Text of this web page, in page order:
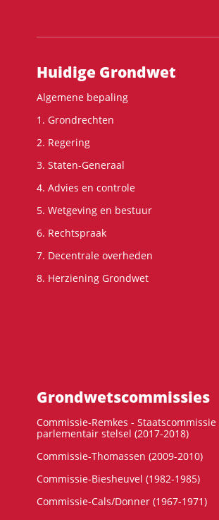
Hoofdnavigatie
Huidige Grondwet
Algemene bepaling
1. Grondrechten
2. Regering
3. Staten-Generaal
4. Advies en controle
5. Wetgeving en bestuur
6. Rechtspraak
7. Decentrale overheden
8. Herziening Grondwet
Grondwets­commissies
Commissie-Remkes - Staatscommissie
parlementair stelsel (2017-2018)
Commissie-Thomassen (2009-2010)
Commissie-Biesheuvel (1982-1985)
Commissie-Cals/Donner (1967-1971)